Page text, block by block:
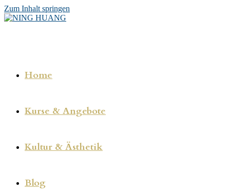
Zum Inhalt springen
Home
Kurse & Angebote
Kultur & Ästhetik
Blog